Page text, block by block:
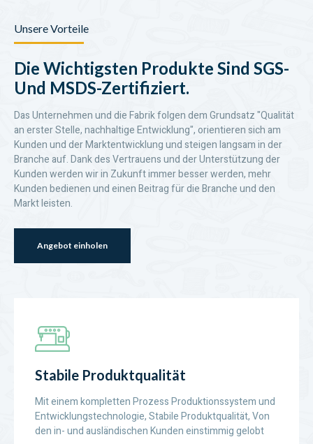
Unsere Vorteile
Die Wichtigsten Produkte Sind SGS-
Und MSDS-Zertifiziert.
Das Unternehmen und die Fabrik folgen dem Grundsatz "Qualität
an erster Stelle, nachhaltige Entwicklung", orientieren sich am
Kunden und der Marktentwicklung und steigen langsam in der
Branche auf. Dank des Vertrauens und der Unterstützung der
Kunden werden wir in Zukunft immer besser werden, mehr
Kunden bedienen und einen Beitrag für die Branche und den
Markt leisten.
Angebot einholen
Stabile Produktqualität
Mit einem kompletten Prozess Produktionssystem und
Entwicklungstechnologie, Stabile Produktqualität, Von
den in- und ausländischen Kunden einstimmig gelobt